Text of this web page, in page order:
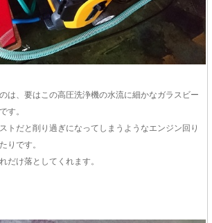
は、要はこの高圧洗浄機の水流に細かなガラスビー
す。
トだと削り過ぎになってしまうようなエンジン回り
りです。
だけ落としてくれます。